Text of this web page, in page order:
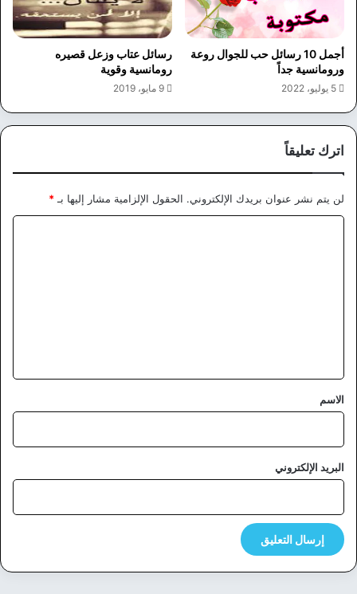
أجمل 10 رسائل حب للجوال روعة
ورومانسية جداً
5 يوليو، 2022
رسائل عتاب وزعل قصيره
رومانسية وقوية
9 مايو، 2019
اترك تعليقاً
لن يتم نشر عنوان بريدك الإلكتروني. الحقول الإلزامية مشار إليها بـ *
*
الاسم
البريد الإلكتروني